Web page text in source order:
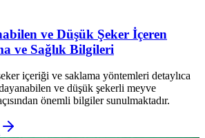
ve Düşük Şeker İçeren
ve Sağlık Bilgileri
içeriği ve saklama yöntemleri detaylıca
ve düşük şekerli meyve
önemli bilgiler sunulmaktadır.